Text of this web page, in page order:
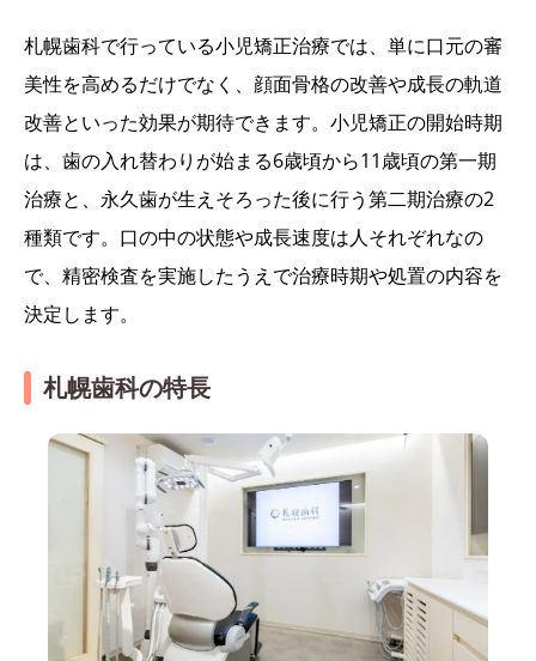
札幌歯科で行っている小児矯正治療では、単に口元の審
美性を高めるだけでなく、顔面骨格の改善や成長の軌道
改善といった効果が期待できます。小児矯正の開始時期
は、歯の入れ替わりが始まる6歳頃から11歳頃の第一期
治療と、永久歯が生えそろった後に行う第二期治療の2
種類です。口の中の状態や成長速度は人それぞれなの
で、精密検査を実施したうえで治療時期や処置の内容を
決定します。
札幌歯科の特長